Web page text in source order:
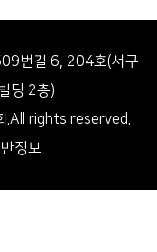
번길 6, 204호(서구
딩 2층)
.All rights reserved.
정보